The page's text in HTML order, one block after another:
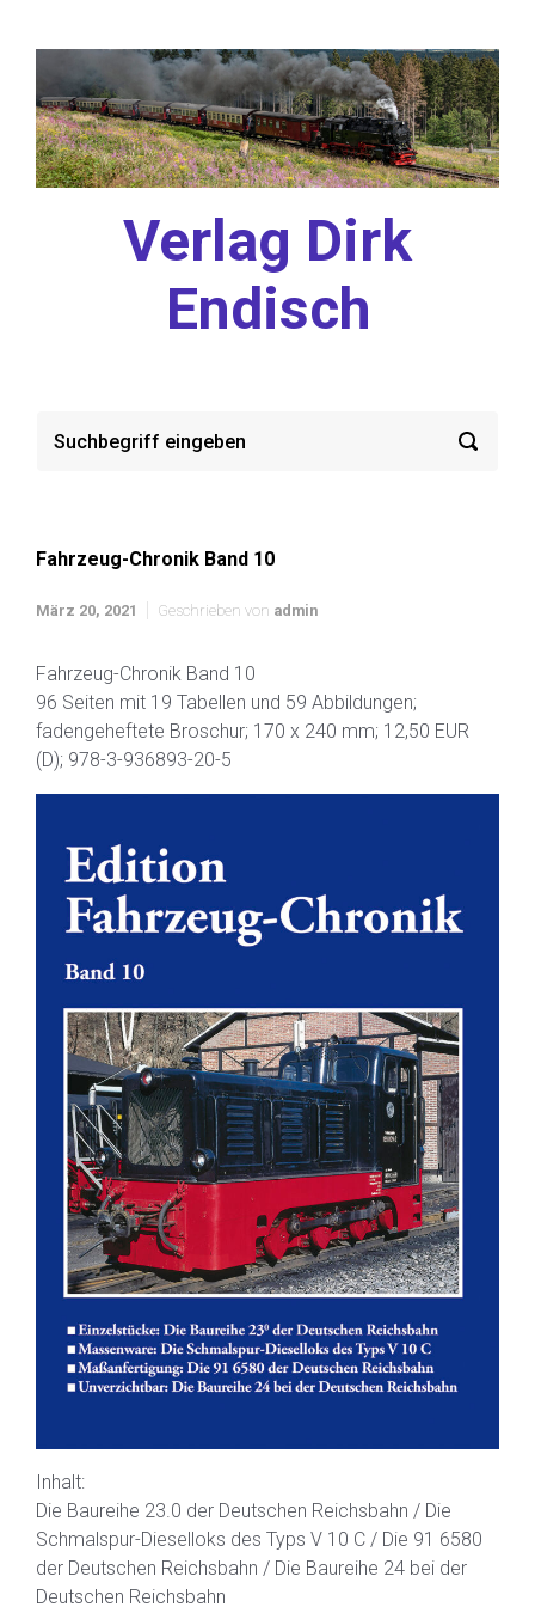
Verlag Dirk
Endisch
Fahrzeug-Chronik Band 10
März 20, 2021 Geschrieben von admin
Fahrzeug-Chronik Band 10
96 Seiten mit 19 Tabellen und 59 Abbildungen;
fadengeheftete Broschur; 170 x 240 mm; 12,50 EUR
(D); 978-3-936893-20-5
Inhalt:
Die Baureihe 23.0 der Deutschen Reichsbahn / Die
Schmalspur-Dieselloks des Typs V 10 C / Die 91 6580
der Deutschen Reichsbahn / Die Baureihe 24 bei der
Deutschen Reichsbahn